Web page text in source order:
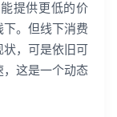
提供更低的价
。但线下消费
，可是依旧可
，这是一个动态